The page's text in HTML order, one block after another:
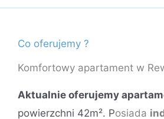
Co oferujemy ?
Komfortowy apartament w
Aktualnie oferujemy
powierzchni 42m². Posiada